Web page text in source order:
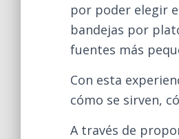
por poder elegir
bandejas por
fuentes más
Con esta
cómo se sirven,
A través de